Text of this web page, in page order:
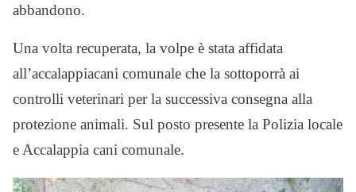
abbandono.
Una volta recuperata, la volpe è stata affidata
all’accalappiacani comunale che la sottoporrà ai
controlli veterinari per la successiva consegna alla
protezione animali. Sul posto presente la Polizia locale
e Accalappia cani comunale.